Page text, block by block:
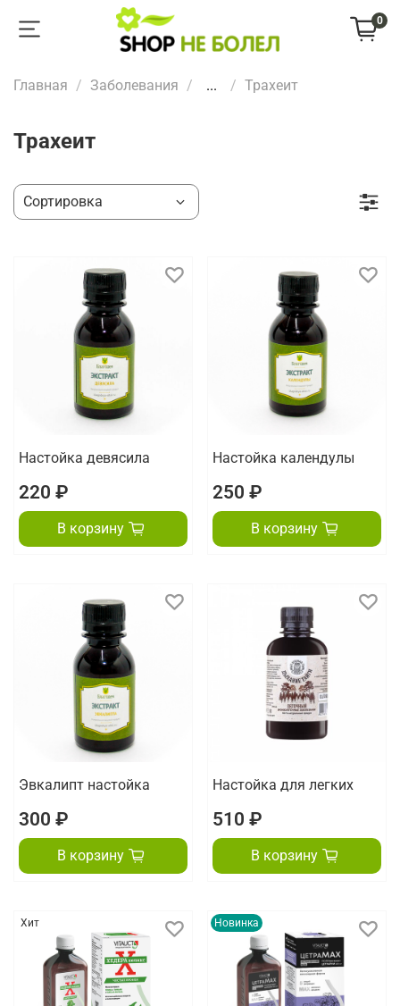
0
Главная Заболевания ... Трахеит
Трахеит
Настойка девясила
220 ₽
В корзину
Настойка календулы
250 ₽
В корзину
Эвкалипт настойка
300 ₽
В корзину
Настойка для легких
510 ₽
В корзину
Хит Новинка